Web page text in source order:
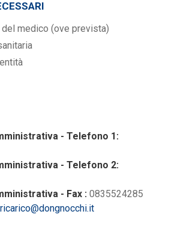
medico (ove prevista)
- Telefono 1:
- Telefono 2:
- Fax : 0835524285